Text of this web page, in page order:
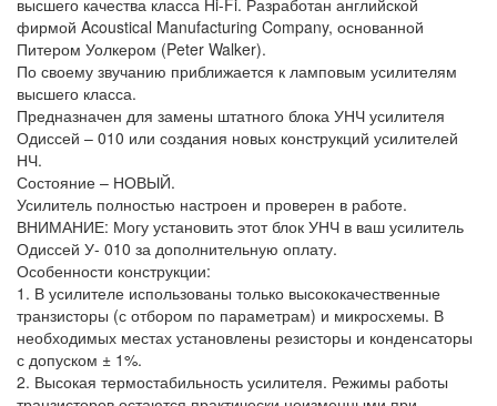
фирмой Acoustical Manufacturing Company, основанной
Питером Уолкером (Peter Walker).
По своему звучанию приближается к ламповым усилителям
высшего класса.
Предназначен для замены штатного блока УНЧ усилителя
Одиссей – 010 или создания новых конструкций усилителей
НЧ.
Состояние – НОВЫЙ.
Усилитель полностью настроен и проверен в работе.
ВНИМАНИЕ: Могу установить этот блок УНЧ в ваш усилитель
Одиссей У- 010 за дополнительную оплату.
Особенности конструкции:
1. В усилителе использованы только высококачественные
транзисторы (с отбором по параметрам) и микросхемы. В
необходимых местах установлены резисторы и конденсаторы
с допуском ± 1%.
2. Высокая термостабильность усилителя. Режимы работы